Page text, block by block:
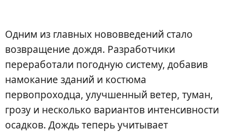
Одним из главных нововведений стало
возвращение дождя. Разработчики
переработали погодную систему, добавив
намокание зданий и костюма
первопроходца, улучшенный ветер, туман,
грозу и несколько вариантов интенсивности
осадков. Дождь теперь учитывает